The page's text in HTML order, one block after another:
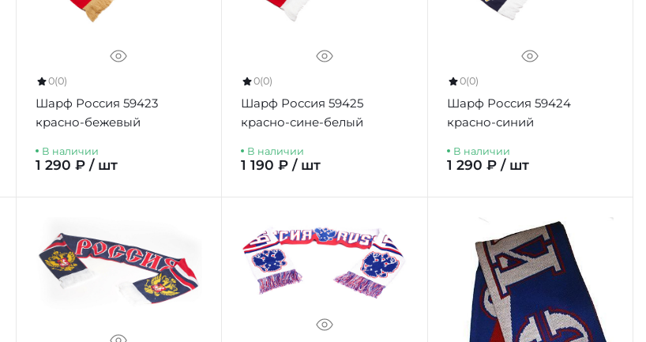
0(0)
Шарф Россия 59423
красно-бежевый
В наличии
1 290 ₽ / шт
0(0)
Шарф Россия 59425
красно-сине-белый
В наличии
1 190 ₽ / шт
0(0)
Шарф Россия 59424
красно-синий
В наличии
1 290 ₽ / шт